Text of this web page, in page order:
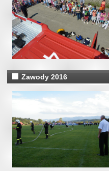
Zawody 2016